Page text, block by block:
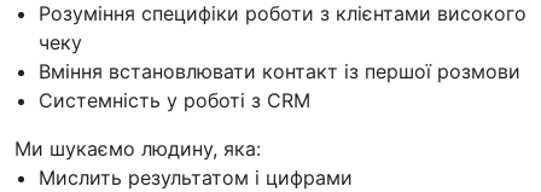
Розуміння специфіки роботи з клієнтами високого
чеку
Вміння встановлювати контакт із першої розмови
Системність у роботі з CRM
Ми шукаємо людину, яка:
Мислить результатом і цифрами